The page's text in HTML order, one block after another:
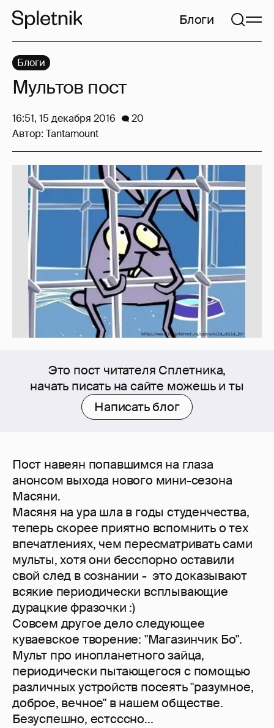
Блоги
Это пост читателя Сплетника,
начать писать на сайте можешь и ты
Написать блог
Пост навеян попавшимся на глаза
анонсом выхода нового мини-сезона
Масяни.
Масяня на ура шла в годы студенчества,
теперь скорее приятно вспомнить о тех
впечатлениях, чем пересматривать сами
мульты, хотя они бесспорно оставили
свой след в сознании - это доказывают
всякие периодически всплывающие
дурацкие фразочки :)
Совсем другое дело следующее
куваевское творение: "Магазинчик Бо".
Мульт про инопланетного зайца,
периодически пытающегося с помощью
различных устройств посеять "разумное,
доброе, вечное" в нашем обществе.
Безуспешно, естсссно...
Блоги
Мультов пост
16:51, 15 декабря 2016
20
Автор: Tantamount